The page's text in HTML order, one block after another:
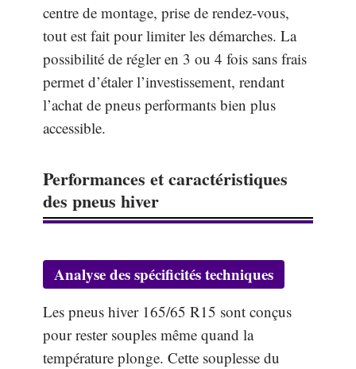
centre de montage, prise de rendez-vous,
tout est fait pour limiter les démarches. La
possibilité de régler en 3 ou 4 fois sans frais
permet d’étaler l’investissement, rendant
l’achat de pneus performants bien plus
accessible.
Performances et caractéristiques
des pneus hiver
Analyse des spécificités techniques
Les pneus hiver 165/65 R15 sont conçus
pour rester souples même quand la
température plonge. Cette souplesse du